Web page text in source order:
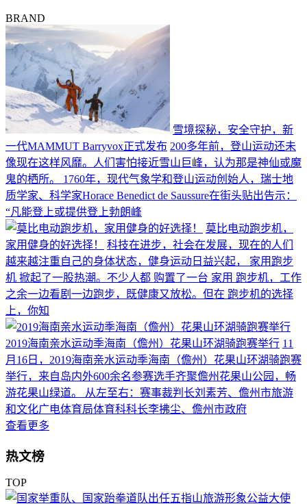
BRAND
雪境探秘，安全守护，新
一代MAMMUT Barryvox正式发布 200多年前，登山运动还未
像现在这样风靡。人们害怕接近雪山巨峰，认为那是神仙或魔
鬼的栖所。 1760年，现代气象学和登山运动创始人，瑞士地
质学家、科学家Horace Benedict de Saussure在街头贴出告示：
“凡能登上或提供登上勃朗峰
莫比电动跑步机，
家用健身的好选择！
科技在进步，社会在发展，现在的人们
越来越注重自己的身体状态，健身运动日益兴起， 家用跑步
机 掀起了一股热潮。不少人都 购置了一台 家用 跑步机，工作
之余一边看剧一边跑步，既健康又放松。但在 跑步机的选择
上，你知
2019海南亲水运动季海南（儋州）花果山环湖骑跑赛举行 11
月16日，2019海南亲水运动季海南（儋州）花果山环湖骑跑赛
举行，来自岛内外600余名参赛选手齐聚儋州花果山公园，畅
游花果山绿道。 从左至右：赛事裁判长刘素芳、儋州市旅游
和文化广电体育局体育科科长李拂尘、儋州市政府
查看更多
热文榜
TOP